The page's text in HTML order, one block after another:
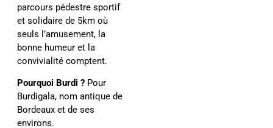
parcours pédestre sportif
et solidaire de 5km où
seuls l’amusement, la
bonne humeur et la
convivialité comptent.
Pourquoi Burdi ? Pour
Burdigala, nom antique de
Bordeaux et de ses
environs.